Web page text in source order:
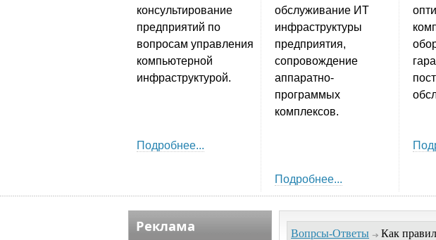
консультирование
предприятий по
вопросам управления
компьютерной
инфраструктурой.
Подробнее...
обслуживание ИТ
инфраструктуры
предприятия,
сопровождение
аппаратно-
программых
комплексов.
Подробнее...
Вопрсы-Ответы Как
Реклама